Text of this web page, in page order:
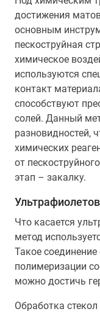
достижения
основным
пескоструйная
химическое
используются
контакт
способствуют
солей. Данный
разновидностей,
химических
от
этап – закалку.
Что касается
метод
Такое соединение
полимеризации
можно достичь
Обработка